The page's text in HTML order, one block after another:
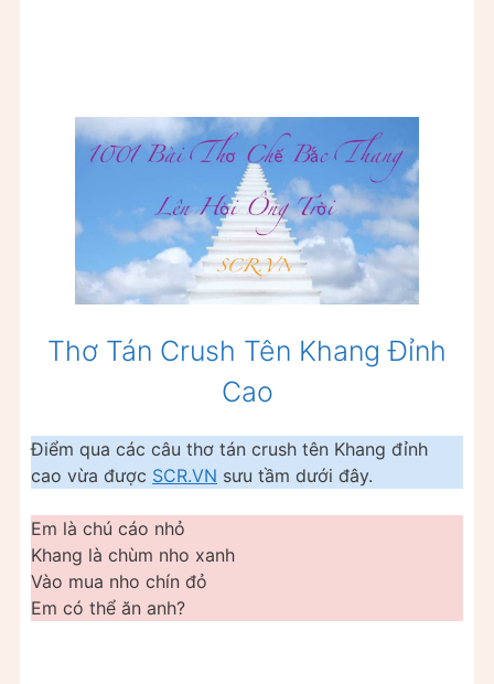
Thơ Tán Crush Tên Khang Đỉnh
Cao
Điểm qua các câu thơ tán crush tên Khang đỉnh
cao vừa được SCR.VN sưu tầm dưới đây.
Em là chú cáo nhỏ
Khang là chùm nho xanh
Vào mua nho chín đỏ
Em có thể ăn anh?